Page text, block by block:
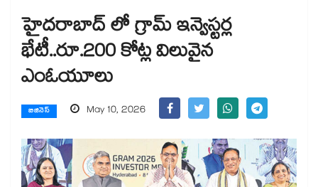
హైదరాబాద్ లో గ్రామ్ ఇన్వెస్టర్ల
భేటీ..రూ.200 కోట్ల విలువైన
ఎంఓయూలు
బిజినెస్ May 10, 2026